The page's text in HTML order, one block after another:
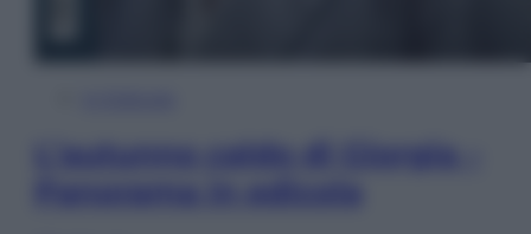
L’autunno caldo di Giorgia –